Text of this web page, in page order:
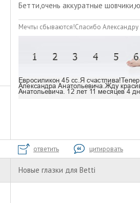
Бетти,очень аккуратные
Мечты сбываются!Спасибо
ответить цитировать
Новые глазки для Betti